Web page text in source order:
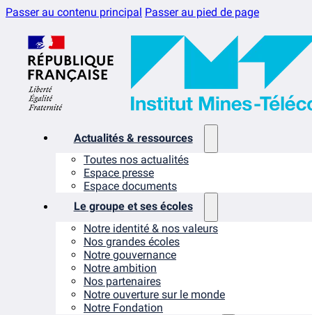
Passer au contenu principal Passer au pied de page
Actualités & ressources
Toutes nos actualités
Espace presse
Espace documents
Le groupe et ses écoles
Notre identité & nos valeurs
Nos grandes écoles
Notre gouvernance
Notre ambition
Nos partenaires
Notre ouverture sur le monde
Notre Fondation